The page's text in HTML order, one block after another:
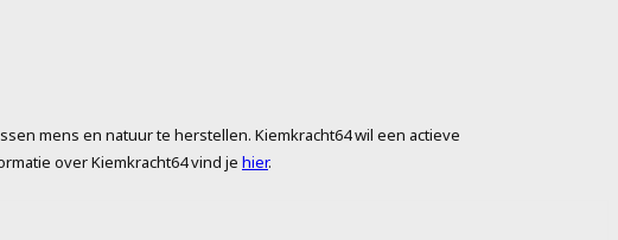
mens en natuur te herstellen. Kiemkracht64 wil een actieve
over Kiemkracht64 vind je hier.